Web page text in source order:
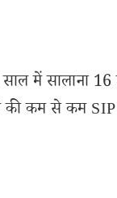
में सालाना 16
कम से कम SIP